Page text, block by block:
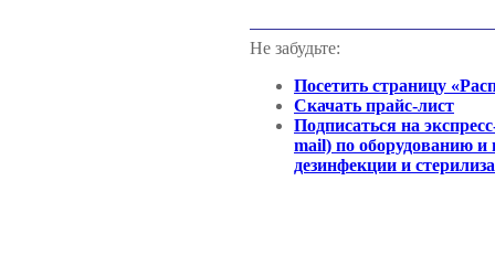
Не забудьте:
Посетить страницу
Скачать прайс-лист
Подписаться на
mail) по оборудованию и
дезинфекции и